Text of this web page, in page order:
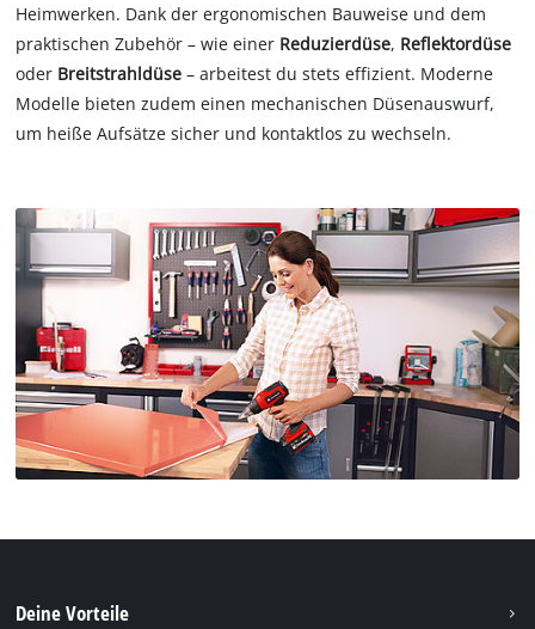
Heimwerken. Dank der ergonomischen Bauweise und dem
praktischen Zubehör – wie einer Reduzierdüse, Reflektordüse
oder Breitstrahldüse– arbeitest du stets effizient. Moderne
Modelle bieten zudem einen mechanischen Düsenauswurf,
um heiße Aufsätze sicher und kontaktlos zu wechseln.
Deine Vorteile